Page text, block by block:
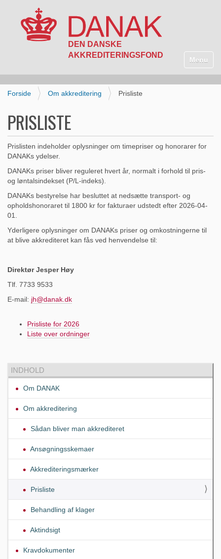
Toggle
Forside Om akkreditering Prisliste
PRISLISTE
Prislisten indeholder oplysninger om timepriser og honorarer for
DANAKs ydelser.
DANAKs priser bliver reguleret hvert år, normalt i forhold til pris-
og løntalsindekset (P/L-indeks).
DANAKs bestyrelse har besluttet at nedsætte transport- og
opholdshonoraret til 1800 kr for fakturaer udstedt efter 2026-04-
01.
Yderligere oplysninger om DANAKs priser og omkostningerne til
at blive akkrediteret kan fås ved henvendelse til:
Direktør Jesper Høy
Tlf. 7733 9533
E-mail: jh@danak.dk
Prisliste for 2026
Liste over ordninger
INDHOLD
Om DANAK
Om akkreditering
Sådan bliver man akkrediteret
Ansøgningsskemaer
Akkrediteringsmærker
Prisliste
Behandling af klager
Aktindsigt
Kravdokumenter